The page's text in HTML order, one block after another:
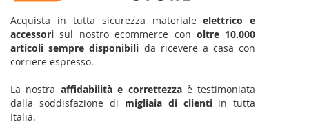
Acquista in tutta sicurezza materialeelettrico e
accessori sul nostro ecommerce con oltre 10.000
articoli sempre disponibili da ricevere a casa con
corriere espresso.
La nostra affidabilità e correttezzaè testimoniata
dalla soddisfazione di migliaia di clientiin tutta
Italia.